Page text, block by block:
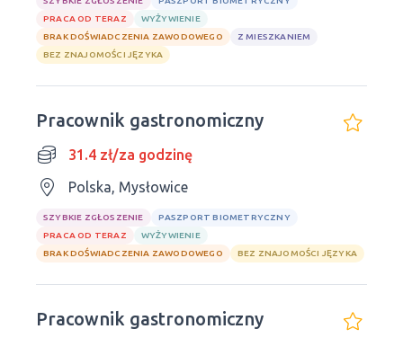
PRACA OD TERAZ
WYŻYWIENIE
BRAK DOŚWIADCZENIA ZAWODOWEGO
Z MIESZKANIEM
BEZ ZNAJOMOŚCI JĘZYKA
Pracownik gastronomiczny
31.4 zł/za godzinę
Polska, Mysłowice
SZYBKIE ZGŁOSZENIE
PASZPORT BIOMETRYCZNY
PRACA OD TERAZ
WYŻYWIENIE
BRAK DOŚWIADCZENIA ZAWODOWEGO
BEZ ZNAJOMOŚCI JĘZYKA
Pracownik gastronomiczny